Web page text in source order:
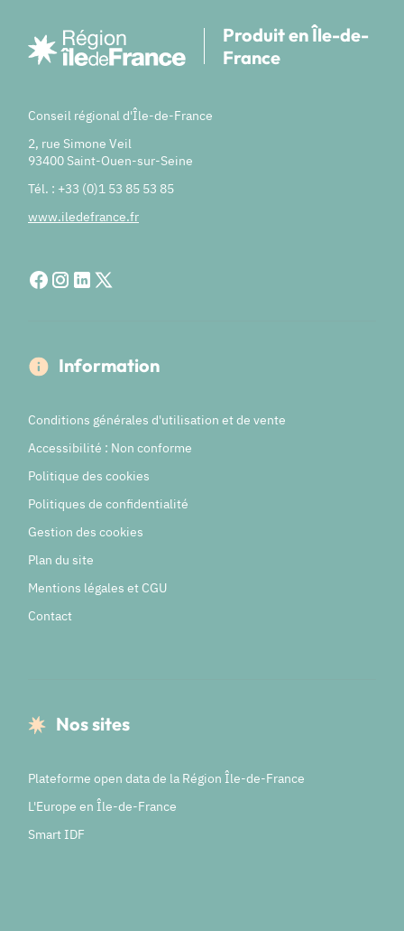
Produit en Île-de-
France
Conseil régional d'Île-de-France
2, rue Simone Veil
93400 Saint-Ouen-sur-Seine
Tél. : +33 (0)1 53 85 53 85
www.iledefrance.fr
Information
Conditions générales d'utilisation et de vente
Accessibilité : Non conforme
Politique des cookies
Politiques de confidentialité
Gestion des cookies
Plan du site
Mentions légales et CGU
Contact
Nos sites
Plateforme open data de la Région Île-de-France
L'Europe en Île-de-France
Smart IDF